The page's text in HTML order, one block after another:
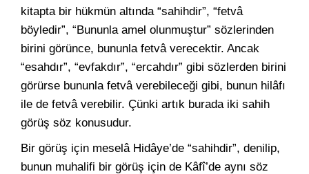
kitapta bir hükmün altında “sahihdir”, “fetvâ
böyledir”, “Bununla amel olunmuştur” sözlerinden
birini görünce, bununla fetvâ verecektir. Ancak
“esahdır”, “evfakdır”, “ercahdır” gibi sözlerden birini
görürse bununla fetvâ verebileceği gibi, bunun hilâfı
ile de fetvâ verebilir. Çünki artık burada iki sahih
görüş söz konusudur.
Bir görüş için meselâ Hidâye’de “sahihdir”, denilip,
bunun muhalifi bir görüş için de Kâfî’de aynı söz